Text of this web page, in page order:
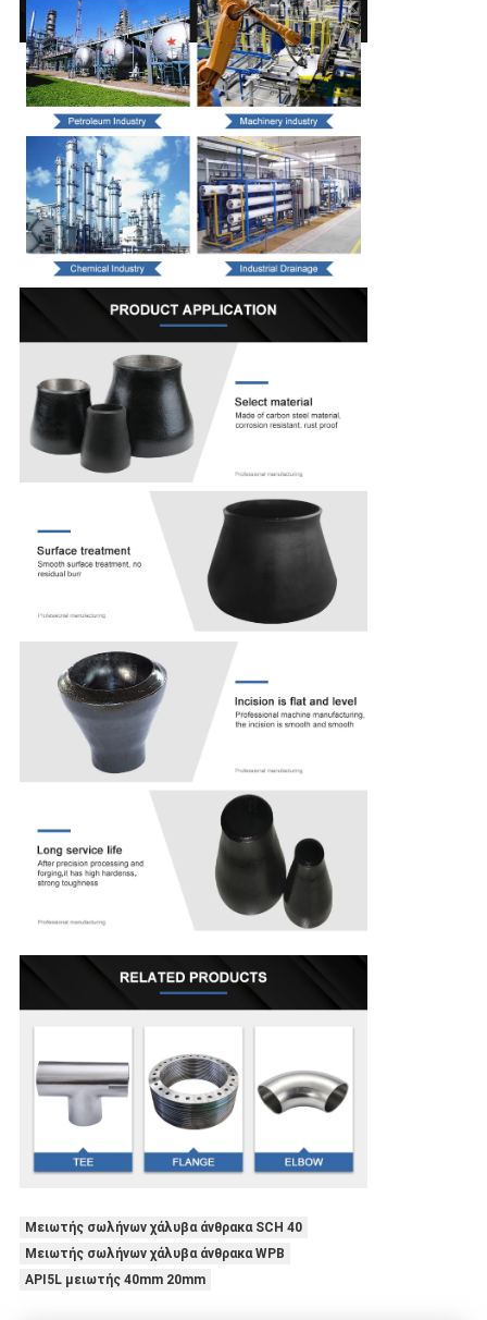
Μειωτής σωλήνων χάλυβα άνθρακα SCH 40
Μειωτής σωλήνων χάλυβα άνθρακα WPB
API5L μειωτής 40mm 20mm